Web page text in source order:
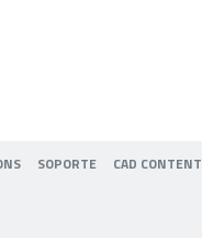
SOPORTE CAD CONTENT